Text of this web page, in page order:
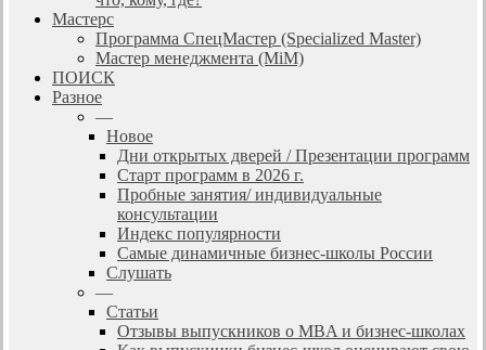
Мастерс
Программа СпецМастер (Specialized Master)
Мастер менеджмента (MiM)
ПОИСК
Разное
—
Новое
Дни открытых дверей / Презентации программ
Старт программ в 2026 г.
Пробные занятия/ индивидуальные
консультации
Индекс популярности
Самые динамичные бизнес-школы России
Слушать
—
Статьи
Отзывы выпускников о MBA и бизнес-школах